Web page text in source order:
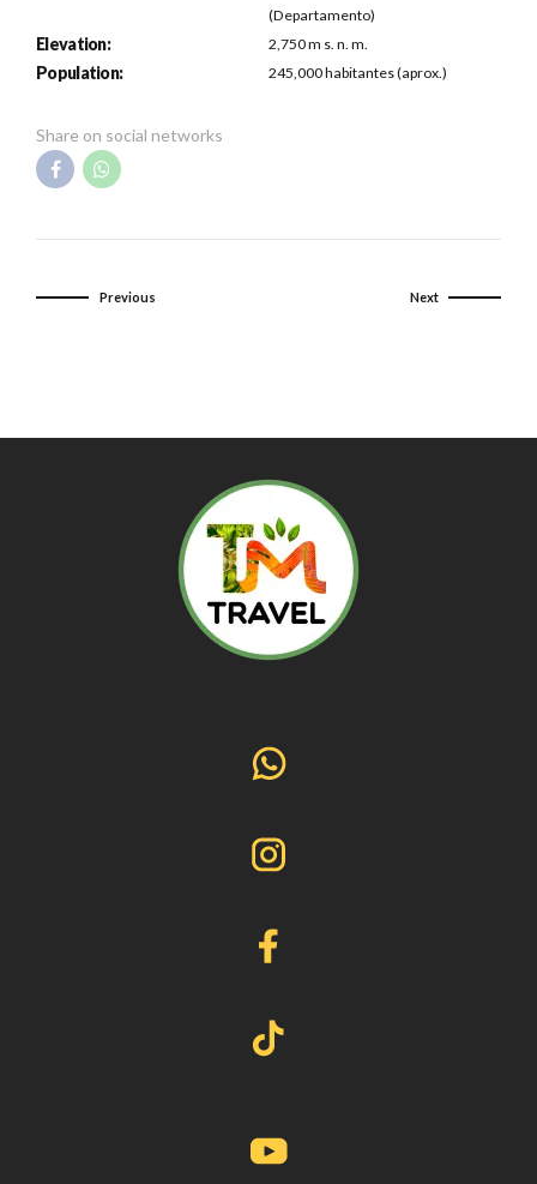
(Departamento)
Elevation: 2,750 m s. n. m.
Population: 245,000 habitantes (aprox.)
Share on social networks
Previous Next